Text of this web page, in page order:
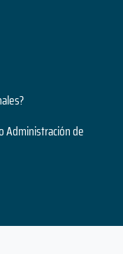
Administración de